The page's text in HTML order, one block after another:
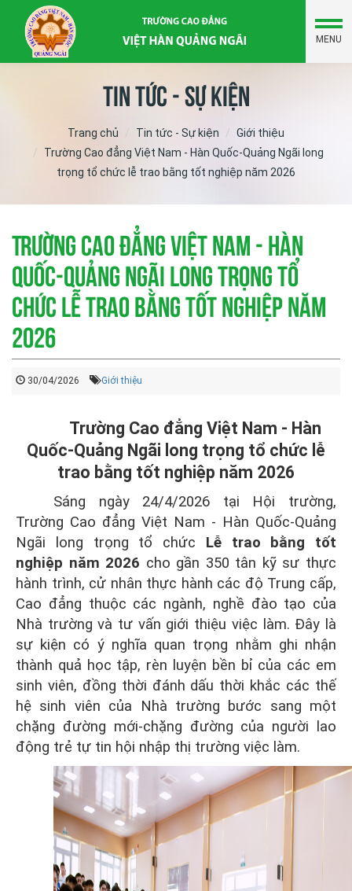
MENU
Tin tức - Sự kiện
Trang chủ Tin tức - Sự kiện
Giới thiệu
Trường Cao đẳng Việt Nam - Hàn Quốc-Quảng Ngãi long
trọng tổ chức lễ trao bằng tốt nghiệp năm 2026
Trường Cao đẳng Việt Nam - Hàn
Quốc-Quảng Ngãi long trọng tổ
chức lễ trao bằng tốt nghiệp năm
2026
30/04/2026 Giới thiệu
Trường Cao đẳng Việt Nam - Hàn
Quốc-Quảng Ngãi long trọng tổ chức lễ
trao bằng tốt nghiệp năm 2026
Sáng ngày 24/4/2026 tại Hội trường,
Trường Cao đẳng Việt Nam - Hàn Quốc-Quảng
Ngãi long trọng tổ chức Lễ trao bằng tốt
nghiệp năm 2026 cho gần 350 tân kỹ sư thực
hành trình, cử nhân thực hành các độ Trung cấp,
Cao đẳng thuộc các ngành, nghề đào tạo của
Nhà trường và tư vấn giới thiệu việc làm. Đây là
sự kiện có ý nghĩa quan trọng nhằm ghi nhận
thành quả học tập, rèn luyện bền bỉ của các em
sinh viên, đồng thời đánh dấu thời khắc các thế
hệ sinh viên của Nhà trường bước sang một
chặng đường mới-chặng đường của người lao
động trẻ tự tin hội nhập thị trường việc làm.